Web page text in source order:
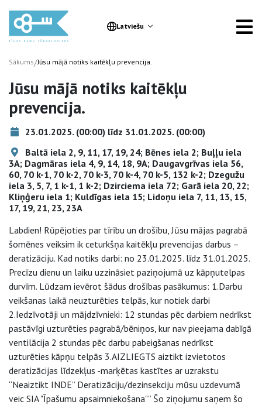
Latviešu
Sākums/Jūsu mājā notiks kaitēkļu prevencija.
Jūsu mājā notiks kaitēkļu
prevencija.
23.01.2025. (00:00) līdz 31.01.2025. (00:00)
Baltā iela 2, 9, 11, 17, 19, 24; Bēnes iela 2; Buļļu iela
3A; Dagmāras iela 4, 9, 14, 18, 9A; Daugavgrīvas iela 56,
60, 70 k-1, 70 k-2, 70 k-3, 70 k-4, 70 k-5, 132 k-2; Dzegužu
iela 3, 5, 7, 1 k-1, 1 k-2; Dzirciema iela 72; Garā iela 20, 22;
Kliņģeru iela 1; Kuldīgas iela 15; Lidoņu iela 7, 11, 13, 15,
17, 19, 21, 23, 23A
Labdien! Rūpējoties par tīrību un drošību, Jūsu mājas pagrabā
šomēnes veiksim ik ceturkšņa kaitēkļu prevencijas darbus –
deratizāciju. Kad notiks darbi: no 23.01.2025. līdz 31.01.2025.
Precīzu dienu un laiku uzzināsiet paziņojumā uz kāpņutelpas
durvīm. Lūdzam ievērot šādus drošības pasākumus: 1.Darbu
veikšanas laikā neuzturēties telpās, kur notiek darbi
2.Iedzīvotāji un mājdzīvnieki: 12 stundas pēc darbiem nedrīkst
pastāvīgi uzturēties pagrabā/bēniņos, kur nav pieejama dabīgā
ventilācija 2 stundas pēc darbu pabeigšanas nedrīkst
uzturēties kāpņu telpās 3.AIZLIEGTS aiztikt izvietotos
deratizācijas līdzekļus -marķētas kastītes ar uzrakstu
“Neaiztikt INDE” Deratizāciju/dezinsekciju mūsu uzdevumā
veic SIA "Īpašumu apsaimniekošana"” Šo ziņojumu saņem šo